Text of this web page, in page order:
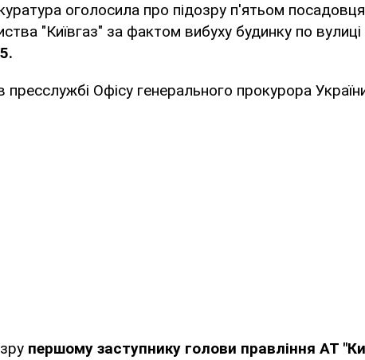
оголосила про підозру п'ятьом
"Київгаз" за фактом вибуху будинку по вулиці
пресслужбі Офісу генерального прокурора
першому заступнику голови правління АТ